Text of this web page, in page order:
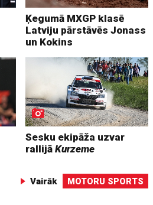
Ķegumā MXGP klasē
Latviju pārstāvēs Jonass
un Kokins
Sesku ekipāža uzvar
rallijāKurzeme
Vairāk MOTORU SPORTS